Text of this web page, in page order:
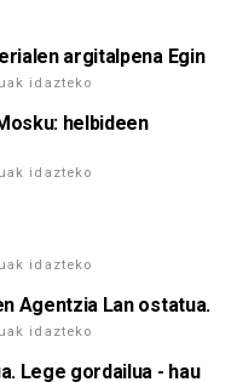
argitalpena Egin
idazteko
helbideen
idazteko
idazteko
Agentzia Lan ostatua.
idazteko
Lege gordailua - hau